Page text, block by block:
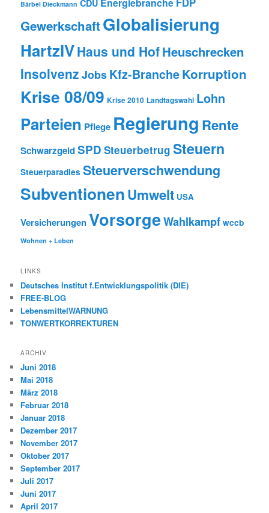
Bärbel Dieckmann CDU Energiebranche
GewerkschaftGlobalisierung
HartzIVHaus und HofHeuschrecken
Insolvenz Jobs Kfz-BrancheKorruption
Krise 08/09 Krise 2010 Landtagswahl Lohn
Parteien Pflege Regierung Rente
SchwarzgeldSPD Steuerbetrug Steuern
Steuerparadies Steuerverschwendung
SubventionenUmwelt USA
VersicherungenVorsorgeWahlkampf wccb
Wohnen + Leben
LINKS
Deutsches Institut f.Entwicklungspolitik (DIE)
FREE-BLOG
LebensmittelWARNUNG
TONWERTKORREKTUREN
ARCHIV
Juni 2018
Mai 2018
März 2018
Februar 2018
Januar 2018
Dezember 2017
November 2017
Oktober 2017
September 2017
Juli 2017
Juni 2017
April 2017